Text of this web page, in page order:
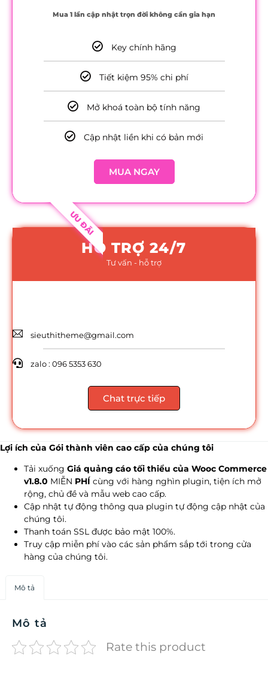
Mua 1 lần cập nhật trọn đời không cần gia hạn
Key chính hãng
Tiết kiệm 95% chi phí
Mở khoá toàn bộ tính năng
Cập nhật liền khi có bản mới
MUA NGAY
ƯU ĐÃI
HỖ TRỢ 24/7
Tư vấn - hỗ trợ
sieuthitheme@gmail.com
zalo : 096 5353 630
Chat trực tiếp
Lợi ích của Gói thành viên cao cấp của chúng tôi
Tải xuống Giá quảng cáo tối thiểu của Wooc Commerce
v1.8.0 MIỄN PHÍ cùng với hàng nghìn plugin, tiện ích mở
rộng, chủ đề và mẫu web cao cấp.
Cập nhật tự động thông qua plugin tự động cập nhật của
chúng tôi.
Thanh toán SSL được bảo mật 100%.
Truy cập miễn phí vào các sản phẩm sắp tới trong cửa
hàng của chúng tôi.
Mô tả
Mô tả
Rate this product